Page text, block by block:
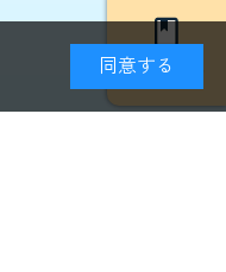
同意する
予約方法